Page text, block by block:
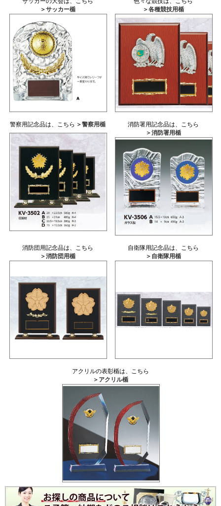
＞サッカー楯
＞各種競技用楯
警察用記念品は、こちら ＞警察用楯
消防署用記念品は、こちら
＞消防署用楯
消防団用記念品は、こちら
＞消防団用楯
自衛隊用記念品は、こちら
＞自衛隊用楯
アクリルの表彰楯は、こちら
＞アクリル楯